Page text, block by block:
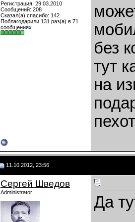
Регистрация: 29.03.2010
Сообщений: 208
Сказал(а) спасибо: 142
Поблагодарили 131 раз(а) в 71
сообщениях
без
тут
на
11.10.2012, 23:56
Сергей Шведов
Administrator
Да